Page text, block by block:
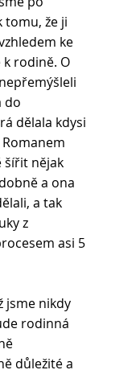
tomu, že ji
ke
rodině. O
do
dělala kdysi
šířit nějak
a ona
a tak
z
asi 5
jsme nikdy
rodinná
důležité a